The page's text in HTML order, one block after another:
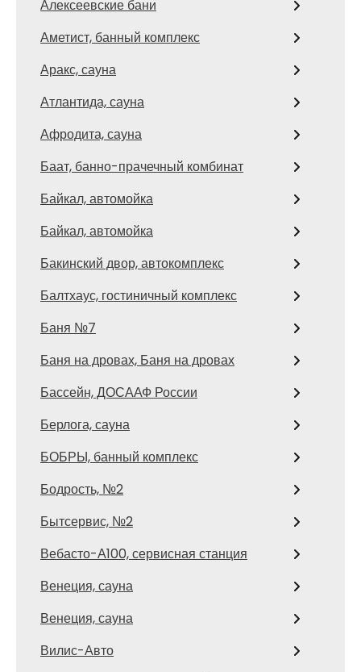
Алексеевские бани
Аметист, банный комплекс
Аракс, сауна
Атлантида, сауна
Афродита, сауна
Баат, банно-прачечный комбинат
Байкал, автомойка
Байкал, автомойка
Бакинский двор, автокомплекс
Балтхаус, гостиничный комплекс
Баня №7
Баня на дровах, Баня на дровах
Бассейн, ДОСААФ России
Берлога, сауна
БОБРЫ, банный комплекс
Бодрость, №2
Бытсервис, №2
Вебасто-А100, сервисная станция
Венеция, сауна
Венеция, сауна
Вилис-Авто